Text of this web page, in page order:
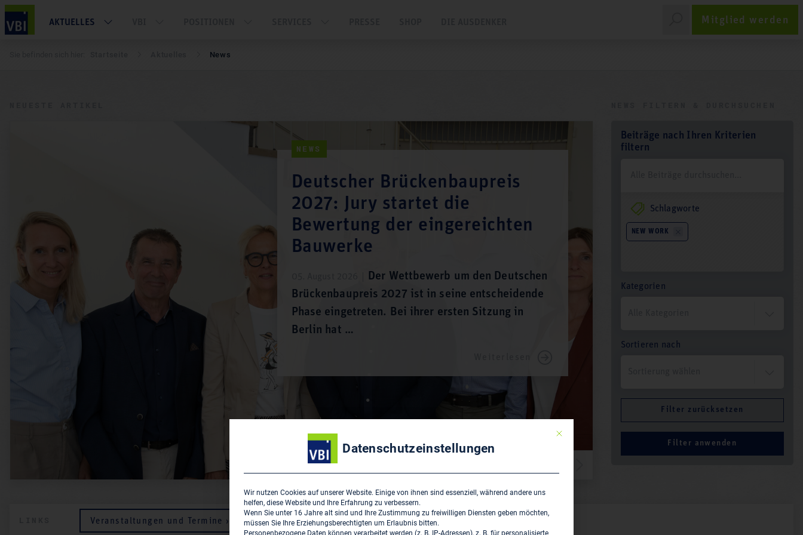
AKTUELLES Mitglied werden
News
NEWS
Deutscher Brückenbaupreis
2027: Jury startet die
Bewertung der eingereichten
Bauwerke
Der Wettbewerb um den Deutschen
Brückenbaupreis 2027 ist in seine entscheidende
Phase eingetreten. Bei ihrer ersten Sitzung in
Berlin hat …
Beiträge nach Ihren Kriterien
filtern
Schlagworte
NEW WORK
Kategorien
Sortieren nach
Veranstaltungen und Termine › VBI-Magazin › Pressemeldungen ›
Mit diesem Button wird der Dialog geschlossen. Seine Funktionalität ist
Datenschutzeinstellungen
Wir nutzen Cookies auf unserer Website. Einige von ihnen sind essenziell, während andere uns
helfen, diese Website und Ihre Erfahrung zu verbessern.
Wenn Sie unter 16 Jahre alt sind und Ihre Zustimmung zu freiwilligen Diensten geben möchten,
müssen Sie Ihre Erziehungsberechtigten um Erlaubnis bitten.
Personenbezogene Daten können verarbeitet werden (z. B. IP-Adressen), z. B. für personalisierte